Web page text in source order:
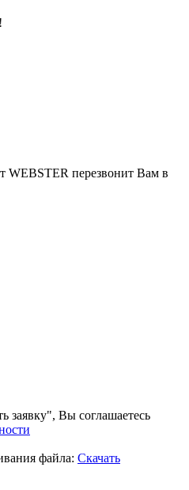
WEBSTER перезвонит Вам в
заявку", Вы соглашаетесь
файла: Скачать